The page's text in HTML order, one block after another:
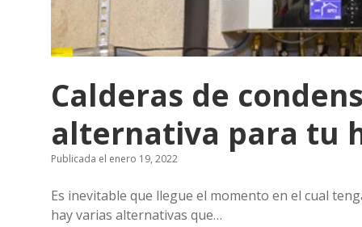
Calderas de
alternativa para tu
Publicada el enero 19, 2022
Es inevitable que llegue el momento en el cual
hay varias alternativas que…